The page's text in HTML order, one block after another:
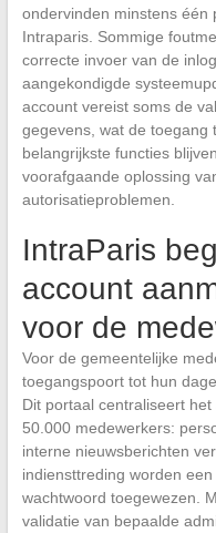
ondervinden minstens één
Intraparis. Sommige
correcte invoer van de
aangekondigde
account vereist soms de
gegevens, wat de toegang
belangrijkste functies
voorafgaande oplossing
autorisatieproblemen.
IntraParis
account
voor de
Voor de gemeentelijke
toegangspoort tot hun
Dit portaal centraliseert
50.000 medewerkers:
interne nieuwsberichten
indiensttreding worden
wachtwoord toegewezen.
validatie van bepaalde